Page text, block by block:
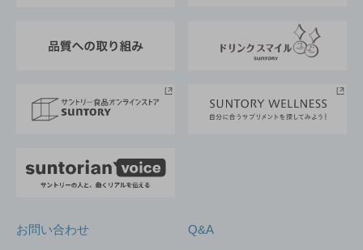
採用情報
お問い合わせ Q&A